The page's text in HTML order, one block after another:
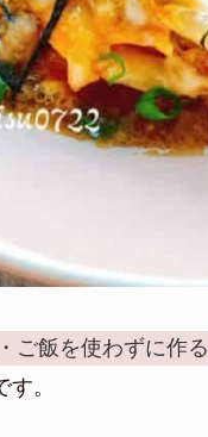
ご飯を使わずに作る
。